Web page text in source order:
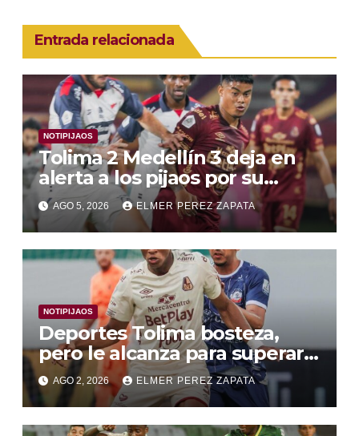
Entrada relacionada
NOTIPIJAOS
Tolima 2 Medellín 3 deja en
alerta a los pijaos por su
fútbol irregular
AGO 5, 2026 ELMER PEREZ ZAPATA
NOTIPIJAOS
Deportes Tolima bosteza,
pero le alcanza para superar a
Alianza Valledupar 2 A 1
AGO 2, 2026 ELMER PEREZ ZAPATA